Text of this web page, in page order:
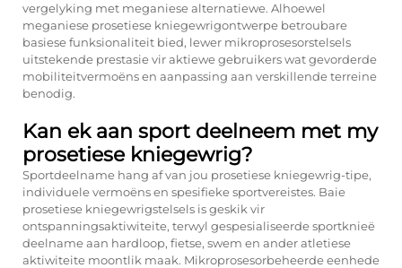
vergelyking met meganiese alternatiewe. Alhoewel
meganiese prosetiese kniegewrigontwerpe betroubare
basiese funksionaliteit bied, lewer mikroprosesorstelsels
uitstekende prestasie vir aktiewe gebruikers wat gevorderde
mobiliteitvermoëns en aanpassing aan verskillende terreine
benodig.
Kan ek aan sport deelneem met my
prosetiese kniegewrig?
Sportdeelname hang af van jou prosetiese kniegewrig-tipe,
individuele vermoëns en spesifieke sportvereistes. Baie
prosetiese kniegewrigstelsels is geskik vir
ontspanningsaktiwiteite, terwyl gespesialiseerde sportknieë
deelname aan hardloop, fietse, swem en ander atletiese
aktiwiteite moontlik maak. Mikroprosesorbeheerde eenhede